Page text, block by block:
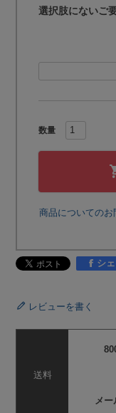
選択肢にないご
商品についてのお
シ
レビューを書く
送料
メ